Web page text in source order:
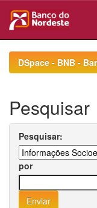
navigationDSpace - BNB -
Pesquisar
Pesquisar:
por